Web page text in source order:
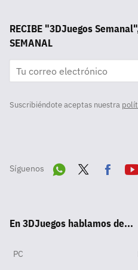
RECIBE "3DJuegos
SEMANAL
Suscribiéndote aceptas nuestra
Síguenos
pp
ok
En 3DJuegos hablamos de...
PC